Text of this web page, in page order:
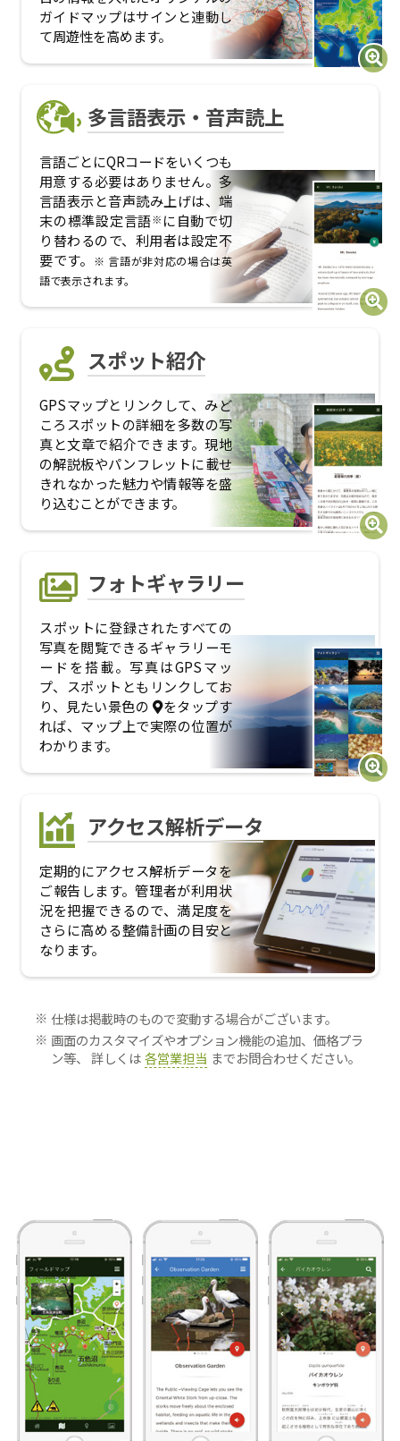
ガイドマップはサインと連動し
て周遊性を高めます。
多言語表示・音声読上
言語ごとにQRコードをいくつも
用意する必要はありません。多
言語表示と音声読み上げは、端
末の標準設定言語※ に自動で切
り替わるので、利用者は設定不
要です。
※ 言語が非対応の場合は英
語で表示されます。
スポット紹介
GPSマップとリンクして、みど
ころスポットの詳細を多数の写
真と文章で紹介できます。現地
の解説板やパンフレットに載せ
きれなかった魅力や情報等を盛
り込むことができます。
フォトギャラリー
スポットに登録されたすべての
写真を閲覧できるギャラリーモ
ードを搭載。写真はGPSマッ
プ、スポットともリンクしてお
り、見たい景色の
をタップす
れば、マップ上で実際の位置が
わかります。
アクセス解析データ
定期的にアクセス解析データを
ご報告します。管理者が利用状
況を把握できるので、満足度を
さらに高める整備計画の目安と
なります。
仕様は掲載時のもので変動する場合がございます。
画面のカスタマイズやオプション機能の追加、価格プラ
ン等、 詳しくは 各営業担当 までお問合わせください。